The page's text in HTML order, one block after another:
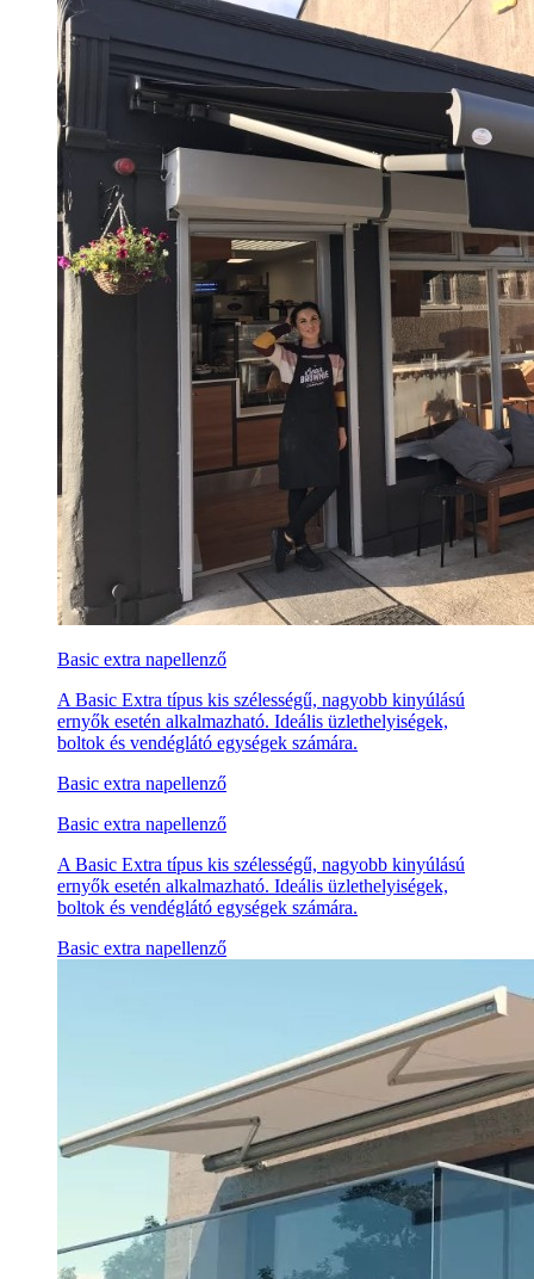
Basic extra napellenző
A Basic Extra típus kis szélességű, nagyobb kinyúlású
ernyők esetén alkalmazható. Ideális üzlethelyiségek,
boltok és vendéglátó egységek számára.
Basic extra napellenző
Basic extra napellenző
A Basic Extra típus kis szélességű, nagyobb kinyúlású
ernyők esetén alkalmazható. Ideális üzlethelyiségek,
boltok és vendéglátó egységek számára.
Basic extra napellenző